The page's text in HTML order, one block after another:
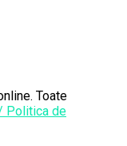
Toate
Politica de